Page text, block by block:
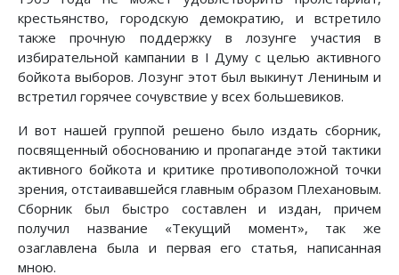
крестьянство, городскую демократию, и встретило
также прочную поддержку в лозунге участия в
избирательной кампании в I Думу с целью активного
бойкота выборов. Лозунг этот был выкинут Лениным и
встретил горячее сочувствие у всех большевиков.
И вот нашей группой решено было издать сборник,
посвященный обоснованию и пропаганде этой тактики
активного бойкота и критике противоположной точки
зрения, отстаивавшейся главным образом Плехановым.
Сборник был быстро составлен и издан, причем
получил название «Текущий момент», так же
озаглавлена была и первая его статья, написанная
мною.